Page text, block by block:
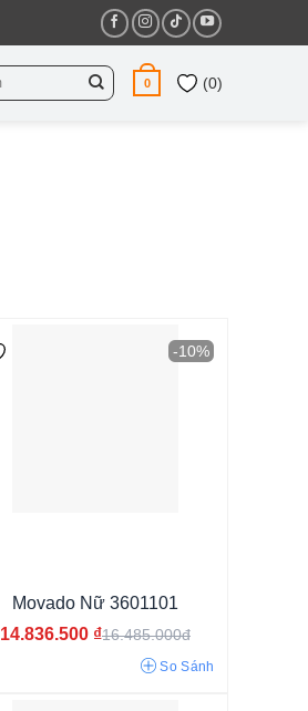
0 (0)
-10%
Movado Nữ 3601101
14.836.500 ₫16.485.000đ
So Sánh